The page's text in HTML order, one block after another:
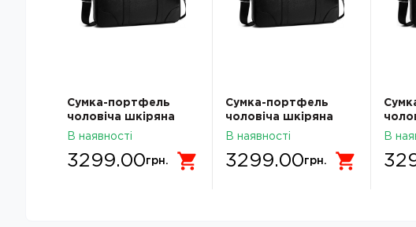
Сумка-портфель
чоловіча шкіряна
ділова Tiding Bag
В наявності
3299.00грн.
Сумка-портфель
чоловіча шкіряна
ділова Tiding Bag
В наявності
3299.00грн.
В